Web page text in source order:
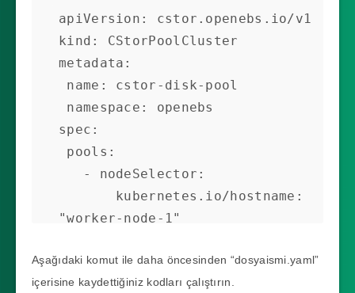
apiVersion: cstor.openebs.io/v1
kind: CStorPoolCluster
metadata:
spec:
"worker-node-1"
       - blockDevices:
           - blockDeviceName:
Aşağıdaki komut ile daha öncesinden “dosyaismi.yaml”
içerisine kaydettiğiniz kodları çalıştırın.